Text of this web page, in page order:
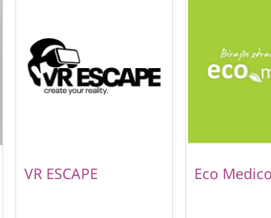
VR ESCAPE Eco Medico